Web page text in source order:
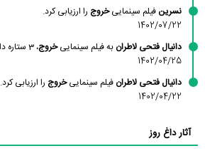
نسرین فیلم سینماییخروج را ارزیابی کرد.
1402/07/22
دانیال فتحی لاطران به فیلم سینماییخروج، 3 ستاره داد.
1402/04/25
دانیال فتحی لاطران فیلم سینماییخروج را ارزیابی کرد.
1402/04/22
آثار داغ روز